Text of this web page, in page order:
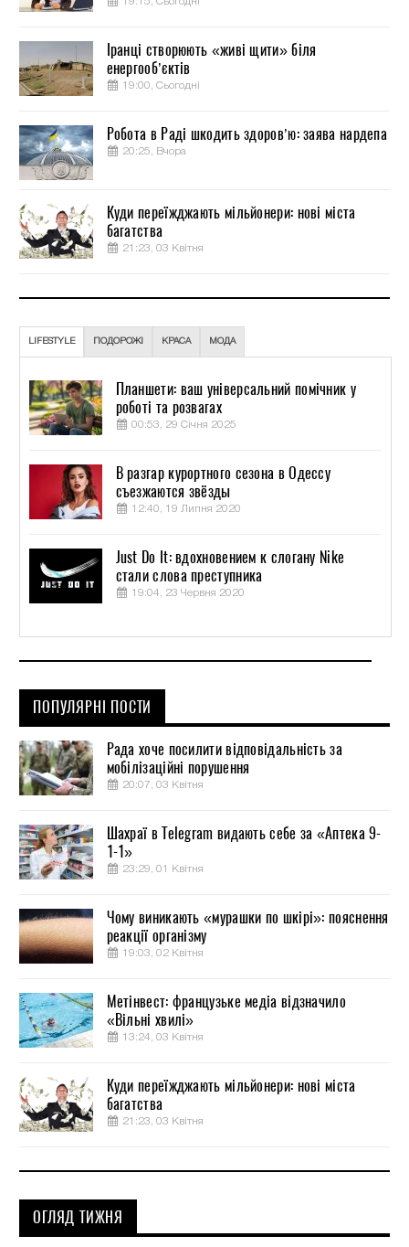
Іранці створюють «живі щити» біля
енергооб’єктів
19:00, Сьогодні
Робота в Раді шкодить здоров’ю: заява нардепа
20:25, Вчора
Куди переїжджають мільйонери: нові міста
багатства
21:23, 03 Квітня
LIFESTYLE ПОДОРОЖІ КРАСА МОДА
Планшети: ваш універсальний помічник у
роботі та розвагах
00:53, 29 Січня 2025
В разгар курортного сезона в Одессу
съезжаются звёзды
12:40, 19 Липня 2020
Just Do It: вдохновением к слогану Nike
стали слова преступника
19:04, 23 Червня 2020
ПОПУЛЯРНІ ПОСТИ
Рада хоче посилити відповідальність за
мобілізаційні порушення
20:07, 03 Квітня
Шахраї в Telegram видають себе за «Аптека 9-
1-1»
23:29, 01 Квітня
Чому виникають «мурашки по шкірі»: пояснення
реакції організму
19:03, 02 Квітня
Метінвест: французьке медіа відзначило
«Вільні хвилі»
13:24, 03 Квітня
Куди переїжджають мільйонери: нові міста
багатства
21:23, 03 Квітня
ОГЛЯД ТИЖНЯ